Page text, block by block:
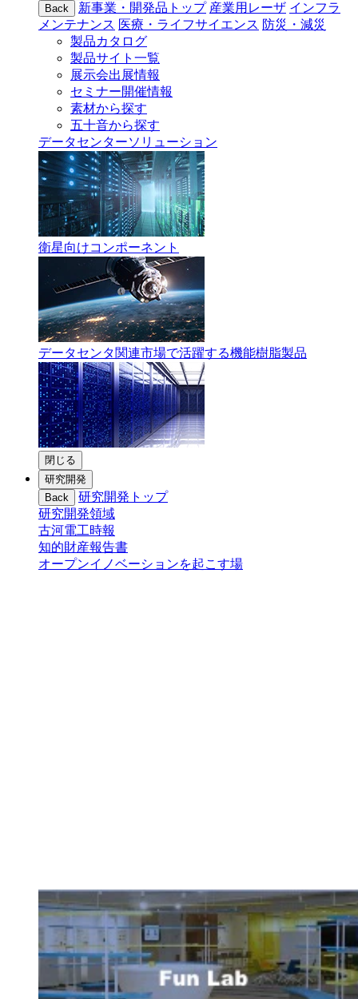
Back 新事業・開発品トップ 産業用レーザ インフラ
メンテナンス 医療・ライフサイエンス 防災・減災
製品カタログ
製品サイト一覧
展示会出展情報
セミナー開催情報
素材から探す
五十音から探す
データセンターソリューション
衛星向けコンポーネント
データセンタ関連市場で活躍する機能樹脂製品
閉じる
研究開発
Back
研究開発トップ
研究開発領域
古河電工時報
知的財産報告書
オープンイノベーションを起こす場